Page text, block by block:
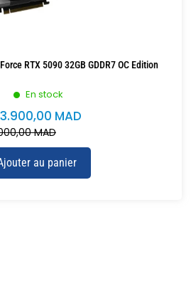
En stock
RTX 5090 32GB GDDR7 OC Edition
MAD
MAD
au panier